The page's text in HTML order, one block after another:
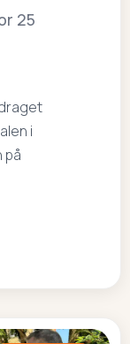
25
i
på